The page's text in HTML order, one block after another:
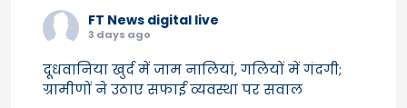
FT News digital live
3 days ago
दूधवानिया खुर्द में जाम नालियां, गलियों में गंदगी;
ग्रामीणों ने उठाए सफाई व्यवस्था पर सवाल